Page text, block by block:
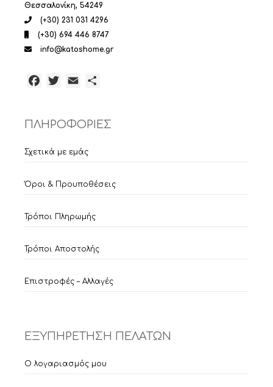
Θεσσαλονίκη, 54249
(+30) 231 031 4296
(+30) 694 446 8747
info@katoshome.gr
Facebook
TwitterEmail
ΠΛΗΡΟΦΟΡΙΕΣ
Σχετικά με εμάς
Όροι & Προυποθέσεις
Τρόποι Πληρωμής
Τρόποι Αποστολής
Επιστροφές – Αλλαγές
ΕΞΥΠΗΡΕΤΗΣΗ ΠΕΛΑΤΩΝ
Ο λογαριασμός μου